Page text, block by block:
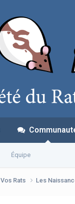
Équipe
Vos Rats Les